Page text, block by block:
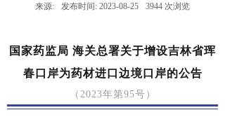
来源: 发布时间: 2023-08-25 3944 次浏览
国家药监局 海关总署关于增设吉林省珲
春口岸为药材进口边境口岸的公告
（2023年第95号）